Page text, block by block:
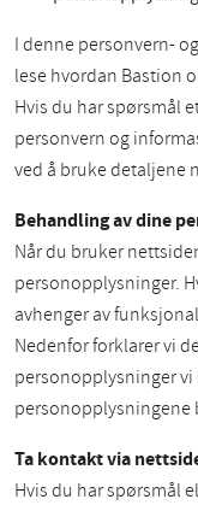
I denne personvern-
lese hvordan Bastion
Hvis du har spørsmål
personvern og
ved å bruke detaljene
Behandling av dine
Når du bruker
personopplysninger.
avhenger av
Nedenfor forklarer vi
personopplysninger vi
personopplysningene
Ta kontakt via
Hvis du har spørsmål